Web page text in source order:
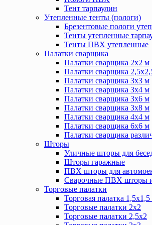
Тент тарпаулин
Утепленные тенты (пологи)
Брезентовые пологи
Тенты утепленные
Тенты ПВХ утепленные
Палатки сварщика
Палатки сварщика 2х2 м
Палатки сварщика
Палатки сварщика 3х3 м
Палатки сварщика 3х4 м
Палатки сварщика 3х6 м
Палатки сварщика 3х8 м
Палатки сварщика 4х4 м
Палатки сварщика 6х6 м
Палатки сварщика
Шторы
Уличные шторы для
Шторы гаражные
ПВХ шторы для
Сварочные ПВХ шторы
Торговые палатки
Торговая палатка
Торговые палатки 2х2
Торговые палатки 2,5х2